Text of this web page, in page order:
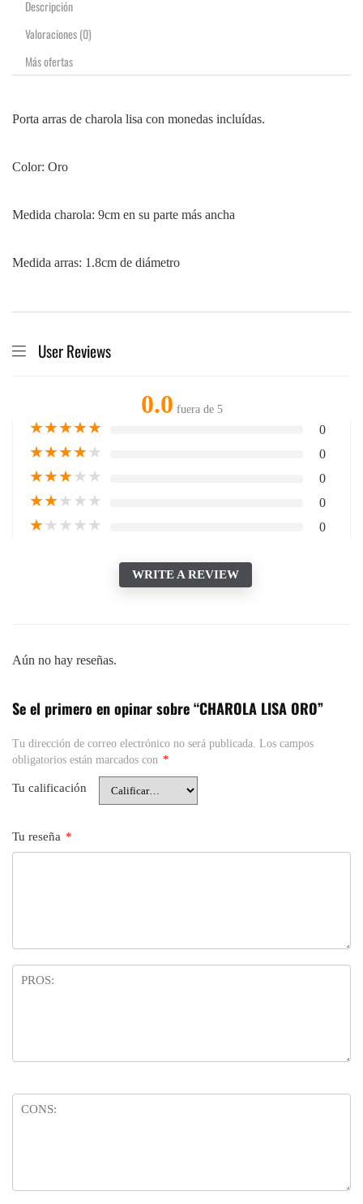
Descripción
Valoraciones (0)
Más ofertas
Porta arras de charola lisa con monedas incluídas.
Color: Oro
Medida charola: 9cm en su parte más ancha
Medida arras: 1.8cm de diámetro
User Reviews
0.0 fuera de 5
★★★★★ 0
★★★★★ 0
★★★★★ 0
★★★★★ 0
★★★★★ 0
WRITE A REVIEW
Aún no hay reseñas.
Se el primero en opinar sobre “CHAROLA LISA ORO”
Tu dirección de correo electrónico no será publicada. Los campos
obligatorios están marcados con *
Tu calificación
Tu reseña *